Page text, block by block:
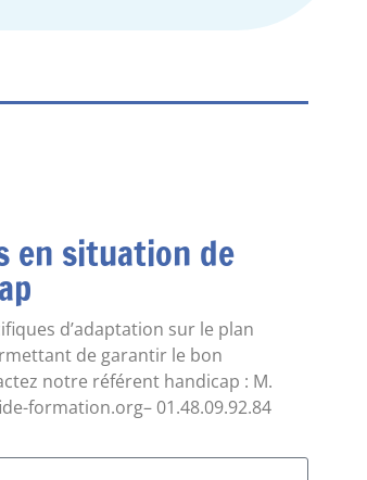
en situation de
d’adaptation sur le plan
de garantir le bon
notre référent handicap : M.
formation.org– 01.48.09.92.84